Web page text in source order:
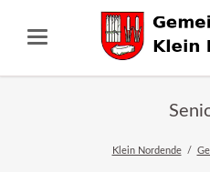
Klein Nordende